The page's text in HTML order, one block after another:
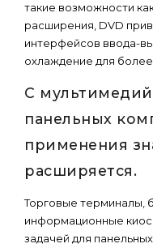
такие возможности
расширения, DVD
интерфейсов ввода-
охлаждение для
С
панельных
применения
расширяется.
Торговые терминалы,
информационные
задачей для